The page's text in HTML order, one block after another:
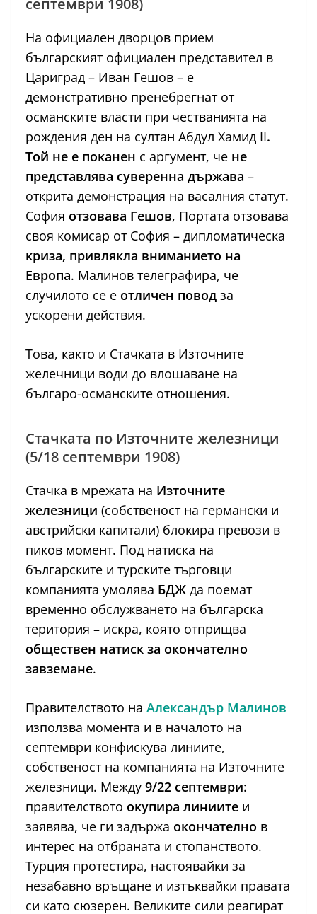
септември 1908)
На официален дворцов прием
българският официален представител в
Цариград – Иван Гешов – е
демонстративно пренебрегнат от
османските власти при честванията на
рождения ден на султан Абдул Хамид II.
Той не е поканен с аргумент, че не
представлява суверенна държава –
открита демонстрация на васалния статут.
София отзовава Гешов, Портата отзовава
своя комисар от София – дипломатическа
криза, привлякла вниманието на
Европа. Малинов телеграфира, че
случилото се е отличен повод за
ускорени действия.
Това, както и Стачката в Източните
желечници води до влошаване на
българо-османските отношения.
Стачката по Източните железници
(5/18 септември 1908)
Стачка в мрежата на Източните
железници (собственост на германски и
австрийски капитали) блокира превози в
пиков момент. Под натиска на
българските и турските търговци
компанията умолява БДЖ да поемат
временно обслужването на българска
територия – искра, която отприщва
обществен натиск за окончателно
завземане.
Правителството на Александър Малинов
използва момента и в началото на
септември конфискува линиите,
собственост на компанията на Източните
железници. Между 9/22 септември:
правителството окупира линиите и
заявява, че ги задържа окончателно в
интерес на отбраната и стопанството.
Турция протестира, настоявайки за
незабавно връщане и изтъквайки правата
си като сюзерен. Великите сили реагират